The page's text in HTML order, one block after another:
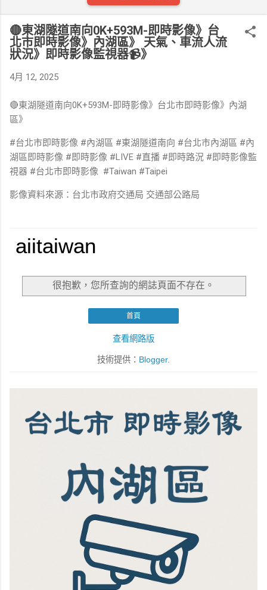
🔴東湖隧道南向0K+593M-即時影像》台
北市即時影像》內湖區》 天氣、車流人流
狀況》即時影像監視器📹》
4月 12, 2025
🔴東湖隧道南向0K+593M-即時影像》台北市即時影像》內湖
區》
#台北市即時影像 #內湖區 #東湖隧道南向 #台北市內湖區 #內
湖區即時影像 #即時影像 #LIVE #直播 #即時路況 #即時影像監
視器 #台北市即時影像 #Taiwan #Taipei
影像資料來源：台北市政府交通局 交通部公路局